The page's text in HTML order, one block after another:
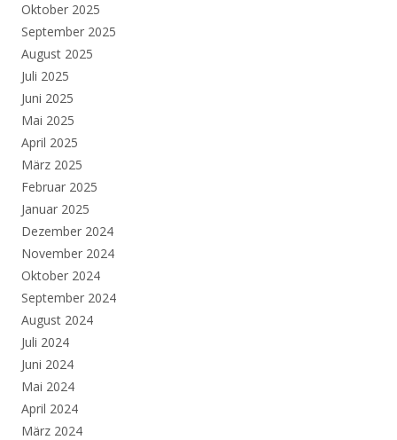
Oktober 2025
September 2025
August 2025
Juli 2025
Juni 2025
Mai 2025
April 2025
März 2025
Februar 2025
Januar 2025
Dezember 2024
November 2024
Oktober 2024
September 2024
August 2024
Juli 2024
Juni 2024
Mai 2024
April 2024
März 2024